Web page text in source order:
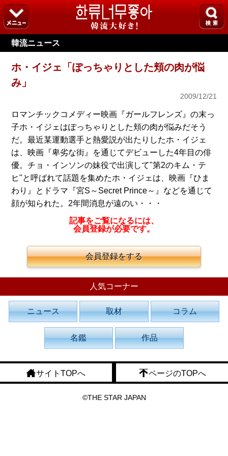
韓流ニュース
ホ・イジェ「ぽっちゃりとした頬の肉が悩
み」
2009/12/21
ロマンチックコメディー映画『ガールフレンズ』の末っ
子ホ・イジェはぽっちゃりとした頬の肉が悩みだそう
だ。最近某運動選手と熱愛説が出たりしたホ・イジェ
は、映画『卑劣な街』を通じてデビューした4年目の俳
優。チョ・インソンの妹役で出演して"第2のキム・テ
ヒ"と呼ばれて話題を集めたホ・イジェは、映画『ひま
わり』とドラマ『宮S～Secret Prince～』などを通じて
顔が知られた。2年間消息が遠のい・・・
記事をご覧になるには、
会員登録が必要です。
会員登録をする
人気コーナー
ニュース 取材 コラム
名鑑 作品
サイトTOPへ ページのTOPへ
©THE STAR JAPAN